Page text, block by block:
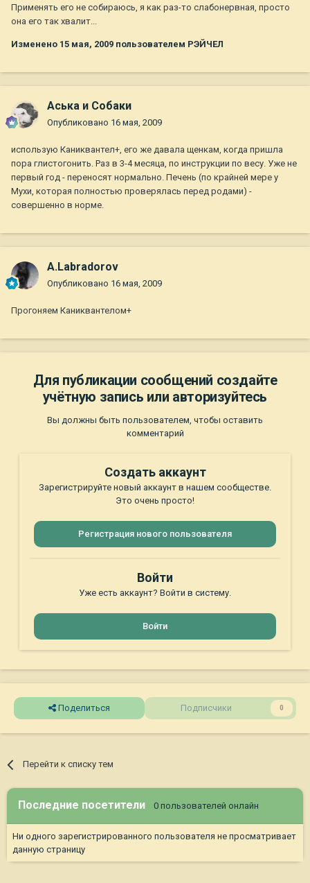
Применять его не собираюсь, я как раз-то слабонервная, просто
она его так хвалит...
Изменено 15 мая, 2009 пользователем РЭЙЧЕЛ
Аська и Собаки
Опубликовано 16 мая, 2009
использую Каниквантел+, его же давала щенкам, когда пришла
пора глистогонить. Раз в 3-4 месяца, по инструкции по весу. Уже не
первый год - переносят нормально. Печень (по крайней мере у
Мухи, которая полностью проверялась перед родами) -
совершенно в норме.
A.Labradorov
Опубликовано 16 мая, 2009
Прогоняем Каниквантелом+
Для публикации сообщений создайте
учётную запись или авторизуйтесь
Вы должны быть пользователем, чтобы оставить
комментарий
Создать аккаунт
Зарегистрируйте новый аккаунт в нашем сообществе.
Это очень просто!
Регистрация нового пользователя
Войти
Уже есть аккаунт? Войти в систему.
Войти
Поделиться Подписчики 0
Перейти к списку тем
Последние посетители 0 пользователей онлайн
Ни одного зарегистрированного пользователя не просматривает
данную страницу